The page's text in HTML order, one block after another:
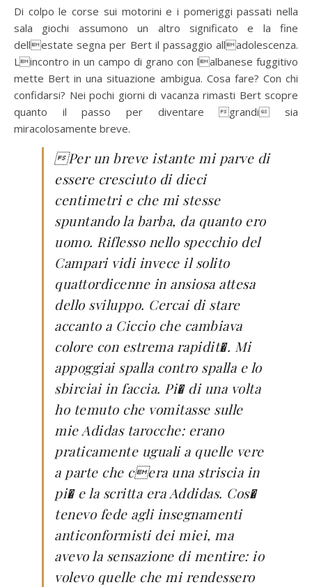
Di colpo le corse sui motorini e i pomeriggi passati nella
sala giochi assumono un altro significato e la fine
dellestate segna per Bert il passaggio alladolescenza.
Lincontro in un campo di grano con lalbanese fuggitivo
mette Bert in una situazione ambigua. Cosa fare? Con chi
confidarsi? Nei pochi giorni di vacanza rimasti Bert scopre
quanto il passo per diventare grandi sia
miracolosamente breve.
Per un breve istante mi parve di
essere cresciuto di dieci
centimetri e che mi stesse
spuntando la barba, da quanto ero
uomo. Riflesso nello specchio del
Campari vidi invece il solito
quattordicenne in ansiosa attesa
dello sviluppo. Cercai di stare
accanto a Ciccio che cambiava
colore con estrema rapidit�. Mi
appoggiai spalla contro spalla e lo
sbirciai in faccia. Pi� di una volta
ho temuto che vomitasse sulle
mie Adidas tarocche: erano
praticamente uguali a quelle vere
a parte che cera una striscia in
pi� e la scritta era Addidas. Cos�
tenevo fede agli insegnamenti
anticonformisti dei miei, ma
avevo la sensazione di mentire: io
volevo quelle che mi rendessero